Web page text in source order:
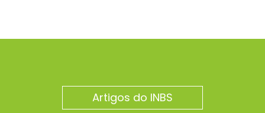
Artigos do INBS